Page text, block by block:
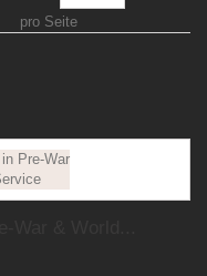
pro Seite